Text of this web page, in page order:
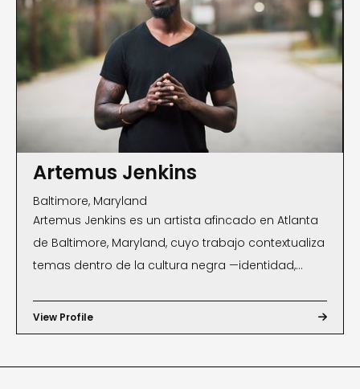
Artemus Jenkins
Baltimore, Maryland
Artemus Jenkins es un artista afincado en Atlanta
de Baltimore, Maryland, cuyo trabajo contextualiza
temas dentro de la cultura negra —identidad,
una comprensión más amplia de lo que abarca
la experiencia negra en el mundo occidental.
View Profile 